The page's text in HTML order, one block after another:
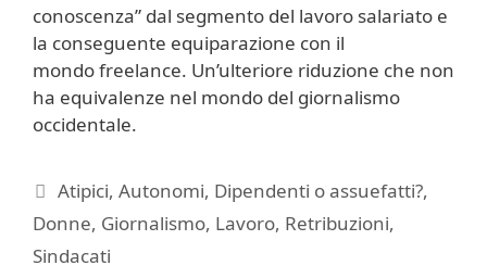
conoscenza” dal segmento del lavoro salariato e
la conseguente equiparazione con il
mondo freelance. Un’ulteriore riduzione che non
ha equivalenze nel mondo del giornalismo
occidentale.
Categorie
Atipici,Autonomi, Dipendenti o assuefatti?,
Donne, Giornalismo, Lavoro, Retribuzioni,
Sindacati